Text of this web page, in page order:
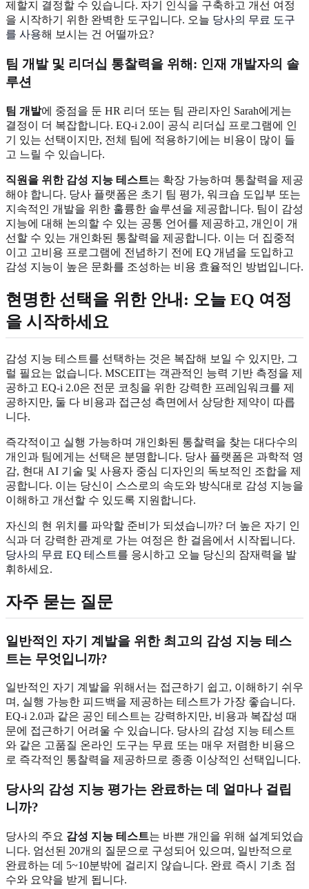
제할지 결정할 수 있습니다. 자기 인식을 구축하고 개선 여정
을 시작하기 위한 완벽한 도구입니다. 오늘 당사의 무료 도구
를 사용해 보시는 건 어떨까요?
팀 개발 및 리더십 통찰력을 위해: 인재 개발자의 솔
루션
팀 개발에 중점을 둔 HR 리더 또는 팀 관리자인 Sarah에게는
결정이 더 복잡합니다. EQ-i 2.0이 공식 리더십 프로그램에 인
기 있는 선택이지만, 전체 팀에 적용하기에는 비용이 많이 들
고 느릴 수 있습니다.
직원을 위한 감성 지능 테스트는 확장 가능하며 통찰력을 제공
해야 합니다. 당사 플랫폼은 초기 팀 평가, 워크숍 도입부 또는
지속적인 개발을 위한 훌륭한 솔루션을 제공합니다. 팀이 감성
지능에 대해 논의할 수 있는 공통 언어를 제공하고, 개인이 개
선할 수 있는 개인화된 통찰력을 제공합니다. 이는 더 집중적
이고 고비용 프로그램에 전념하기 전에 EQ 개념을 도입하고
감성 지능이 높은 문화를 조성하는 비용 효율적인 방법입니다.
현명한 선택을 위한 안내: 오늘 EQ 여정
을 시작하세요
감성 지능 테스트를 선택하는 것은 복잡해 보일 수 있지만, 그
럴 필요는 없습니다. MSCEIT는 객관적인 능력 기반 측정을 제
공하고 EQ-i 2.0은 전문 코칭을 위한 강력한 프레임워크를 제
공하지만, 둘 다 비용과 접근성 측면에서 상당한 제약이 따릅
니다.
즉각적이고 실행 가능하며 개인화된 통찰력을 찾는 대다수의
개인과 팀에게는 선택은 분명합니다. 당사 플랫폼은 과학적 영
감, 현대 AI 기술 및 사용자 중심 디자인의 독보적인 조합을 제
공합니다. 이는 당신이 스스로의 속도와 방식대로 감성 지능을
이해하고 개선할 수 있도록 지원합니다.
자신의 현 위치를 파악할 준비가 되셨습니까? 더 높은 자기 인
식과 더 강력한 관계로 가는 여정은 한 걸음에서 시작됩니다.
당사의 무료 EQ 테스트를 응시하고 오늘 당신의 잠재력을 발
휘하세요.
자주 묻는 질문
일반적인 자기 계발을 위한 최고의 감성 지능 테스
트는 무엇입니까?
일반적인 자기 계발을 위해서는 접근하기 쉽고, 이해하기 쉬우
며, 실행 가능한 피드백을 제공하는 테스트가 가장 좋습니다.
EQ-i 2.0과 같은 공인 테스트는 강력하지만, 비용과 복잡성 때
문에 접근하기 어려울 수 있습니다. 당사의 감성 지능 테스트
와 같은 고품질 온라인 도구는 무료 또는 매우 저렴한 비용으
로 즉각적인 통찰력을 제공하므로 종종 이상적인 선택입니다.
당사의 감성 지능 평가는 완료하는 데 얼마나 걸립
니까?
당사의 주요 감성 지능 테스트는 바쁜 개인을 위해 설계되었습
니다. 엄선된 20개의 질문으로 구성되어 있으며, 일반적으로
완료하는 데 5~10분밖에 걸리지 않습니다. 완료 즉시 기초 점
수와 요약을 받게 됩니다.